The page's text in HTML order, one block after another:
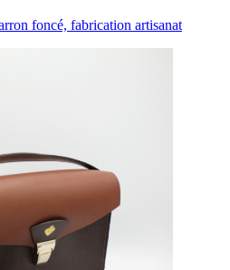
foncé, fabrication artisanat